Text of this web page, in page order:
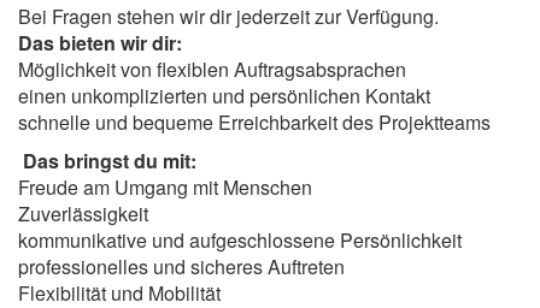
Bei Fragen stehen wir dir jederzeit zur Verfügung.
Das bieten wir dir:
Möglichkeit von flexiblen Auftragsabsprachen
einen unkomplizierten und persönlichen Kontakt
schnelle und bequeme Erreichbarkeit des Projektteams
Das bringst du mit:
Freude am Umgang mit Menschen
Zuverlässigkeit
kommunikative und aufgeschlossene Persönlichkeit
professionelles und sicheres Auftreten
Flexibilität und Mobilität